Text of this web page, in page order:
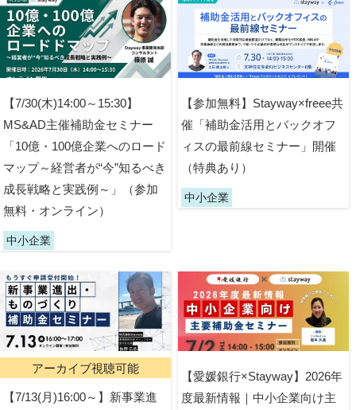
【7/30(木)14:00～15:30】
MS&AD主催補助金セミナー
「10億・100億企業へのロード
マップ～経営者が“今”知るべき
成長戦略と実践例～」（参加
無料・オンライン）
中小企業
【参加無料】Stayway×freee共
催「補助金活用とバックオフ
ィスの最前線セミナー」開催
（特典あり）
中小企業
アーカイブ視聴可能
【7/13(月)16:00～】新事業進
【愛媛銀行×Stayway】2026年
度最新情報｜中小企業向け主